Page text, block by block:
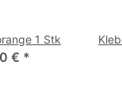
1 Stk
€ *